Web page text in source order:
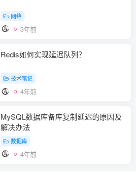
网络
3年前
Redis如何实现延迟队列？
技术笔记
4年前
MySQL数据库备库复制延迟的原因及
解决办法
数据库
4年前